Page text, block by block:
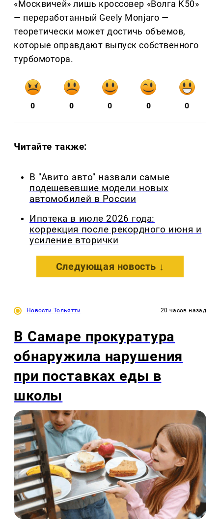
«Москвичей» лишь кроссовер «Волга К50»
— переработанный Geely Monjaro —
теоретически может достичь объемов,
которые оправдают выпуск собственного
турбомотора.
0 0 0 0 0
Читайте также:
В "Авито авто" назвали самые
подешевевшие модели новых
автомобилей в России
Ипотека в июле 2026 года:
коррекция после рекордного июня и
усиление вторички
Следующая новость ↓
Новости Тольятти 20 часов назад
В Самаре прокуратура
обнаружила нарушения
при поставках еды в
школы